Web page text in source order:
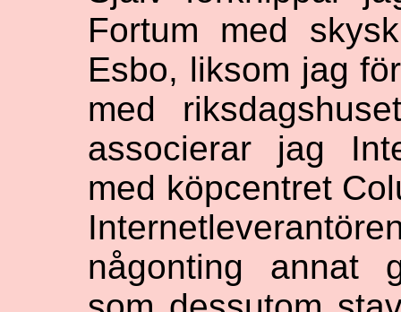
Fortum med
Esbo, liksom jag
med
associerar jag
med köpcentret
någonting annat